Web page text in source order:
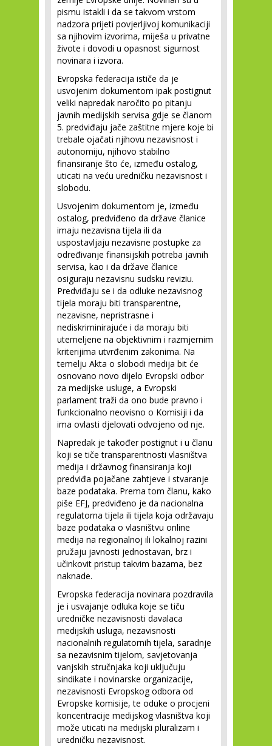
pismu istakli i da se takvom vrstom
nadzora prijeti povjerljivoj komunikaciji
sa njihovim izvorima, miješa u privatne
živote i dovodi u opasnost sigurnost
novinara i izvora.
Evropska federacija ističe da je
usvojenim dokumentom ipak postignut
veliki napredak naročito po pitanju
javnih medijskih servisa gdje se članom
5. predviđaju jače zaštitne mjere koje bi
trebale ojačati njihovu nezavisnost i
autonomiju, njihovo stabilno
finansiranje što će, između ostalog,
uticati na veću uredničku nezavisnost i
slobodu.
Usvojenim dokumentom je, između
ostalog, predviđeno da države članice
imaju nezavisna tijela ili da
uspostavljaju nezavisne postupke za
određivanje finansijskih potreba javnih
servisa, kao i da države članice
osiguraju nezavisnu sudsku reviziu.
Predviđaju se i da odluke nezavisnog
tijela moraju biti transparentne,
nezavisne, nepristrasne i
nediskriminirajuće i da moraju biti
utemeljene na objektivnim i razmjernim
kriterijima utvrđenim zakonima. Na
temelju Akta o slobodi medija bit će
osnovano novo dijelo Evropski odbor
za medijske usluge, a Evropski
parlament traži da ono bude pravno i
funkcionalno neovisno o Komisiji i da
ima ovlasti djelovati odvojeno od nje.
Napredak je također postignut i u članu
koji se tiče transparentnosti vlasništva
medija i državnog finansiranja koji
predviđa pojačane zahtjeve i stvaranje
baze podataka. Prema tom članu, kako
piše EFJ, predviđeno je da nacionalna
regulatorna tijela ili tijela koja održavaju
baze podataka o vlasništvu online
medija na regionalnoj ili lokalnoj razini
pružaju javnosti jednostavan, brz i
učinkovit pristup takvim bazama, bez
naknade.
Evropska federacija novinara pozdravila
je i usvajanje odluka koje se tiču
uredničke nezavisnosti davalaca
medijskih usluga, nezavisnosti
nacionalnih regulatornih tijela, saradnje
sa nezavisnim tijelom, savjetovanja
vanjskih stručnjaka koji uključuju
sindikate i novinarske organizacije,
nezavisnosti Evropskog odbora od
Evropske komisije, te oduke o procjeni
koncentracije medijskog vlasništva koji
može uticati na medijski pluralizam i
uredničku nezavisnost.